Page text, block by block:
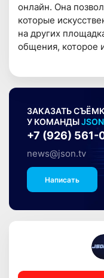
онлайн. Она
которые
на других
общения, которое
ЗАКАЗАТЬ
У КОМАНДЫ
+7 (926) 561-
news@json.tv
Написать